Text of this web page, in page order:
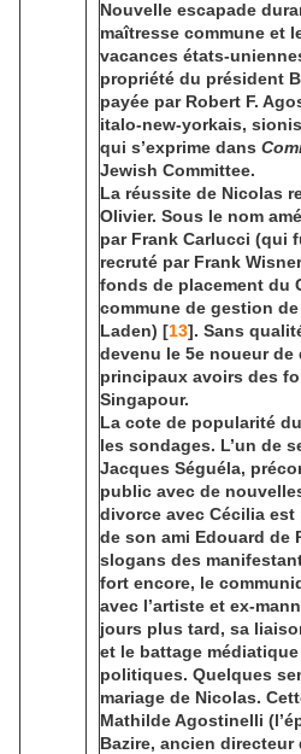
Nouvelle escapade
maîtresse commune et
vacances états-
propriété du président
payée par Robert F.
italo-new-yorkais,
qui s’exprime dans
Jewish Committee.
La réussite de Nicolas
Olivier. Sous le nom
par Frank Carlucci (qui
recruté par Frank
fonds de placement du
commune de gestion
Laden) [13]. Sans
devenu le 5e noueur
principaux avoirs des
Singapour.
La cote de popularité
les sondages. L’un de
Jacques Séguéla,
public avec de
divorce avec Cécilia
de son ami Edouard de
slogans des
fort encore, le
avec l’artiste et ex-
jours plus tard, sa
et le battage
politiques. Quelques
mariage de Nicolas.
Mathilde Agostinelli
Bazire, ancien directeur